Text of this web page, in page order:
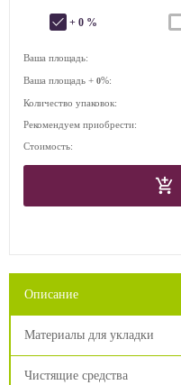
+ 0 %
Ваша площадь:
Ваша площадь + 0%:
Количество упаковок:
Рекомендуем приобрести:
Стоимость:
Описание
Материалы для укладки
Чистящие средства